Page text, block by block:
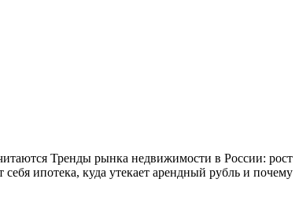
Тренды рынка недвижимости в России: рост
ипотека, куда утекает арендный рубль и почему